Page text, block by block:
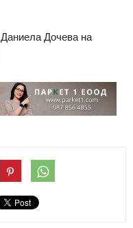
Дочева на